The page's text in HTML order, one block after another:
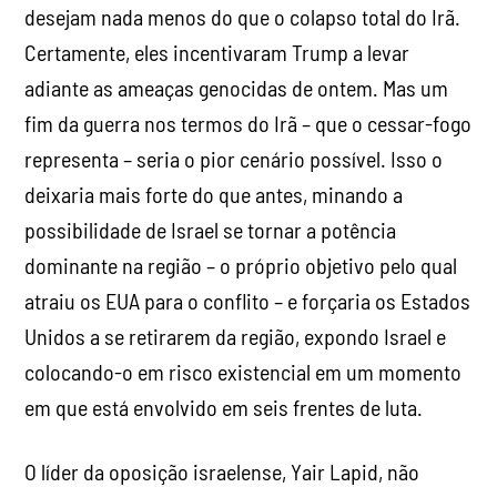
desejam nada menos do que o colapso total do Irã.
Certamente, eles incentivaram Trump a levar
adiante as ameaças genocidas de ontem. Mas um
fim da guerra nos termos do Irã – que o cessar-fogo
representa – seria o pior cenário possível. Isso o
deixaria mais forte do que antes, minando a
possibilidade de Israel se tornar a potência
dominante na região – o próprio objetivo pelo qual
atraiu os EUA para o conflito – e forçaria os Estados
Unidos a se retirarem da região, expondo Israel e
colocando-o em risco existencial em um momento
em que está envolvido em seis frentes de luta.
O líder da oposição israelense, Yair Lapid, não